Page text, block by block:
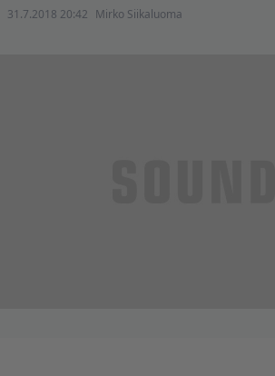
31.7.2018 20:42 Mirko Siikaluoma